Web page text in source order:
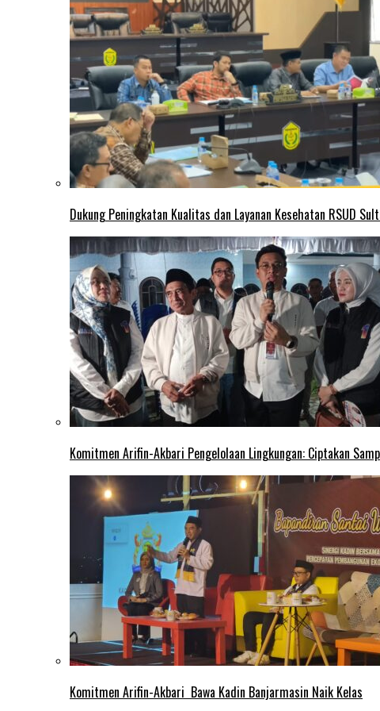
Dukung Peningkatan Kualitas dan Layanan Kesehatan RSUD
Komitmen Arifin-Akbari Pengelolaan Lingkungan: Ciptakan
Komitmen Arifin-Akbari Bawa Kadin Banjarmasin Naik Kelas